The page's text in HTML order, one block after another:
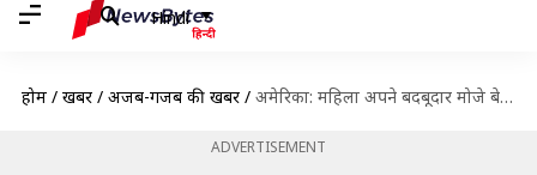
Hindi
होम / खबरें / अजब-गजब की खबरें / अमेरिका: महिला अपने बदबूदार मोजे बेचकर कमा रही प्रति माह 6 लाख रुपये से ज्यादा
ADVERTISEMENT